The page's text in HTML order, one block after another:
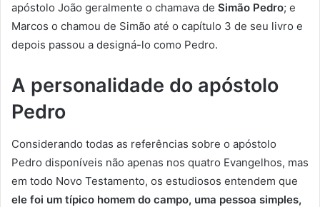
apóstolo João geralmente o chamava de Simão Pedro; e
Marcos o chamou de Simão até o capítulo 3 de seu livro e
depois passou a designá-lo como Pedro.
A personalidade do apóstolo
Pedro
Considerando todas as referências sobre o apóstolo
Pedro disponíveis não apenas nos quatro Evangelhos, mas
em todo Novo Testamento, os estudiosos entendem que
ele foi um típico homem do campo, uma pessoa simples,